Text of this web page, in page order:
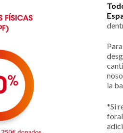
la
*Si